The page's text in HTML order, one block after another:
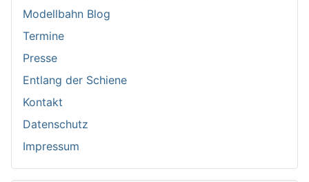
Modellbahn Blog
Termine
Presse
Entlang der Schiene
Kontakt
Datenschutz
Impressum